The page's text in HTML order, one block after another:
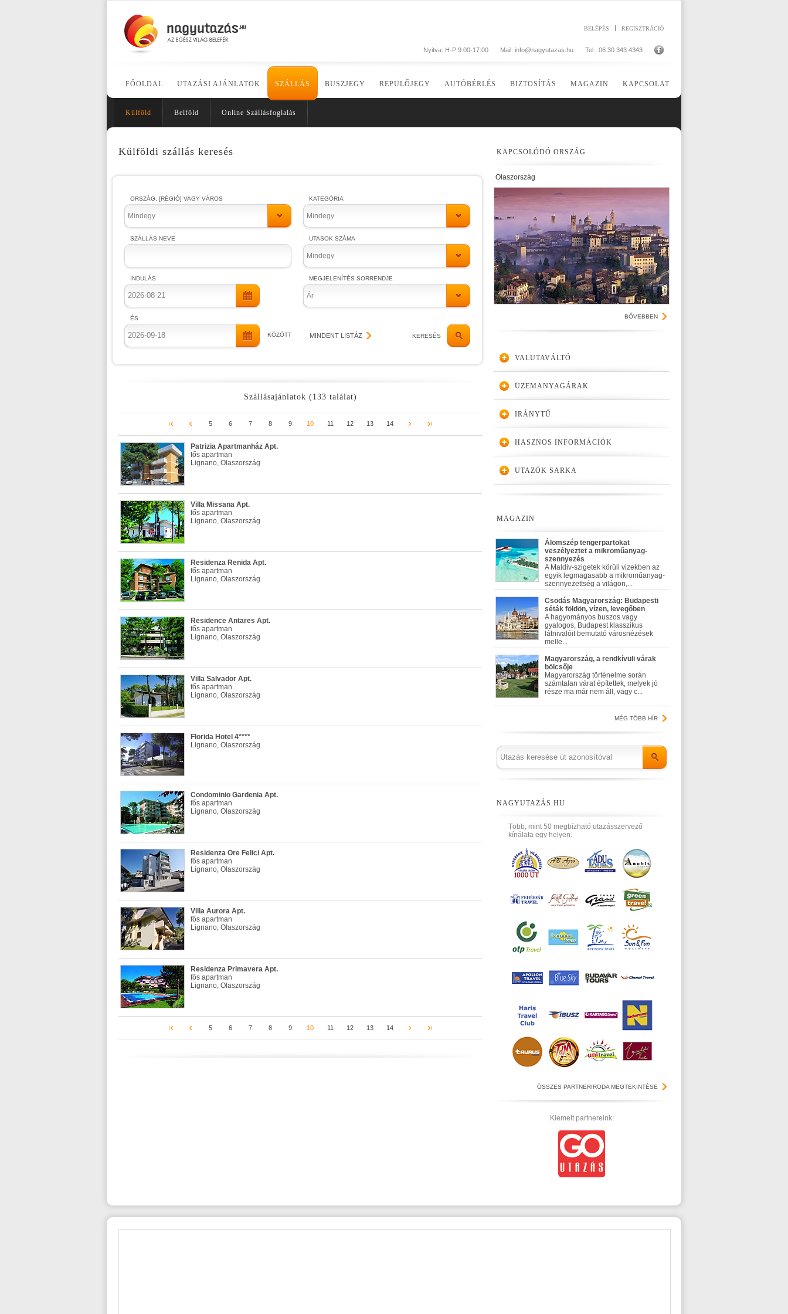
REGISZTRÁCIÓ
BELÉPÉS
Tel.: 06 30 343 4343
Mail: info@nagyutazas.hu
Nyitva: H-P 9:00-17:00
FŐOLDAL UTAZÁSI AJÁNLATOK SZÁLLÁS BUSZJEGY REPÜLŐJEGY AUTÓBÉRLÉS BIZTOSÍTÁS MAGAZIN KAPCSOLAT
Külföld Belföld Online Szállásfoglalás
Külföldi szállás keresés
ORSZÁG, [RÉGIÓ] VAGY VÁROS
Mindegy
SZÁLLÁS NEVE
INDULÁS
ÉS
KÖZÖTT
KATEGÓRIA
Mindegy
UTASOK SZÁMA
Mindegy
MEGJELENÍTÉS SORRENDJE
Ár
KERESÉS
MINDENT LISTÁZ
Szállásajánlatok (133 találat)
5 6 7 8 9 10 11 12 13 14
Patrizia Apartmanház Apt.
fős apartman
Lignano, Olaszország
Villa Missana Apt.
fős apartman
Lignano, Olaszország
Residenza Renida Apt.
fős apartman
Lignano, Olaszország
Residence Antares Apt.
fős apartman
Lignano, Olaszország
Villa Salvador Apt.
fős apartman
Lignano, Olaszország
Florida Hotel 4****
Lignano, Olaszország
Condominio Gardenia Apt.
fős apartman
Lignano, Olaszország
Residenza Ore Felici Apt.
fős apartman
Lignano, Olaszország
Villa Aurora Apt.
fős apartman
Lignano, Olaszország
Residenza Primavera Apt.
fős apartman
Lignano, Olaszország
5 6 7 8 9 10 11 12 13 14
KAPCSOLÓDÓ ORSZÁG
Olaszország
BŐVEBBEN
VALUTAVÁLTÓ
ÜZEMANYAGÁRAK
IRÁNYTŰ
HASZNOS INFORMÁCIÓK
UTAZÓK SARKA
MAGAZIN
Álomszép tengerpartokat
veszélyeztet a mikroműanyag-
szennyezés
A Maldív-szigetek körüli vizekben az
egyik legmagasabb a mikroműanyag-
szennyezettség a világon,...
Csodás Magyarország: Budapesti
séták földön, vízen, levegőben
A hagyományos buszos vagy
gyalogos, Budapest klasszikus
látnivalóit bemutató városnézések
melle...
Magyarország, a rendkívüli várak
bölcsője
Magyarország történelme során
számtalan várat építettek, melyek jó
része ma már nem áll, vagy c...
MÉG TÖBB HÍR
NAGYUTAZÁS.HU
Több, mint 50 megbízható utazásszervező
kínálata egy helyen.
ÖSSZES PARTNERIRODA MEGTEKINTÉSE
Kiemelt partnereink: